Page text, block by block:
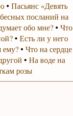
• Пасьянс «Девять
посланий на
обо мне?• Что
• Есть ли у него
• Что на сердце
• На воде на
розы